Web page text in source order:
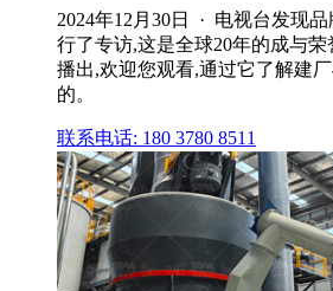
2024年12月30日 · 电视台发现
行了专访,这是全球20年的成与
播出,欢迎您观看,通过它了解建
的。
联系电话: 180 3780 8511